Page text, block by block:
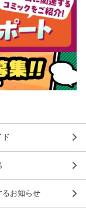
ド
るお知らせ